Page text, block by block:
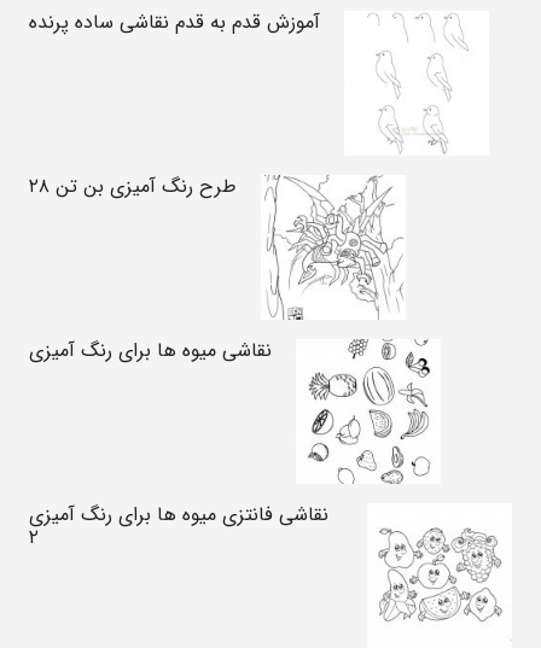
آموزش قدم به قدم نقاشی ساده پرنده
طرح رنگ آمیزی بن تن ۲۸
نقاشی میوه ها برای رنگ آمیزی
نقاشی فانتزی میوه ها برای رنگ آمیزی
۲